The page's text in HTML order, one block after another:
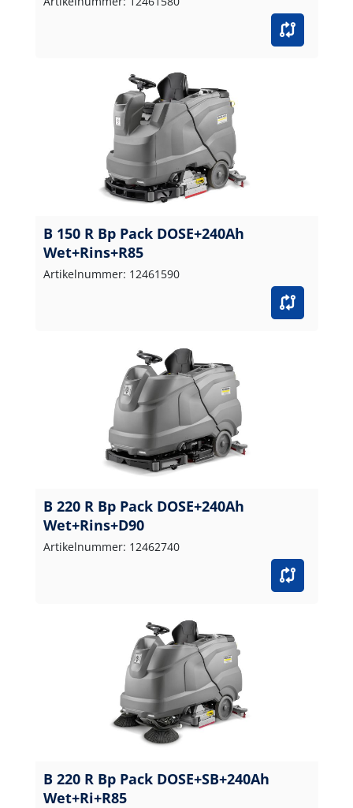
B 150 R Bp Pack DOSE+240Ah
Wet+Rins+R85
Artikelnummer: 12461590
B 220 R Bp Pack DOSE+240Ah
Wet+Rins+D90
Artikelnummer: 12462740
B 220 R Bp Pack DOSE+SB+240Ah
Wet+Ri+R85